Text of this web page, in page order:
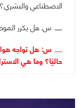
الاصطناعي
س: هل يكرر
س: هل تواجه
حاليًا؟ وما هي